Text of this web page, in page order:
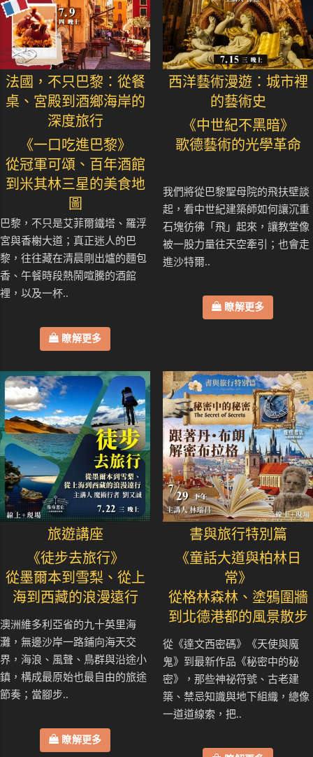
法國，不只巴黎：從餐
桌、宮殿到酒鄉海岸的
深度旅行
《一口吃進巴黎》
從冠軍可頌、百年酒館
到米其林三星的美食地
圖
巴黎，不只是艾菲爾鐵塔、羅浮
宮與香榭大道；真正迷人的巴
黎，往往藏在清晨剛出爐的麵包
香、午餐時段熱鬧喧騰的酒館
裡，以及一杯..
瞭解更多
西洋藝術漫遊：城市裡
的藝術史
《中世紀不黑暗》
歌德藝術的光學革命
我們將從巴黎聖母院的飛扶壁談
起，看中世紀建築師如何讓沉重
石塊彷彿「飛」起來，讓教堂像
被一股力量往天空牽引；也會走
進沙特爾..
瞭解更多
旅遊講座
《徒步去旅行》
從墨爾本到雪梨、從上
海到西藏的浪漫遠行
澳洲維多利亞省的九十英里海
灘，無邊沙岸一路鋪向海天交
界，海浪、風聲、鳥群與沿途小
鎮，構成最原始也最自由的旅途
節奏；當腳步..
瞭解更多
書與旅行特別篇
《童話大道與柏林日
常》
從格林森林、塗鴉圍牆
到北德港都的風景散步
從《達文西密碼》《天使與魔
鬼》到最新作品《秘密中的秘
密》，那些神祕符號、古老建
築、禁忌知識與地下組織，總像
一道道線索，把..